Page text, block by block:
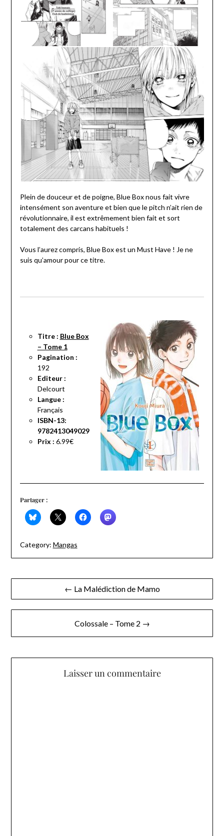
Plein de douceur et de poigne, Blue Box nous fait vivre
intensément son aventure et bien que le pitch n’ait rien de
révolutionnaire, il est extrêmement bien fait et sort
totalement des carcans habituels !
Vous l’aurez compris, Blue Box est un Must Have ! Je ne
suis qu’amour pour ce titre.
Titre : Blue Box
– Tome 1
Pagination :
192
Editeur :
Delcourt
Langue :
Français
ISBN-13:
9782413049029
Prix : 6.99€
Partager :
Category: Mangas
Navigation
de
← La Malédiction de Mamo
Colossale – Tome 2 →
Laisser un commentaire